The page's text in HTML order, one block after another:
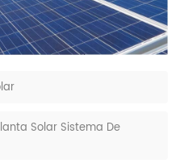
Solar Sistema De